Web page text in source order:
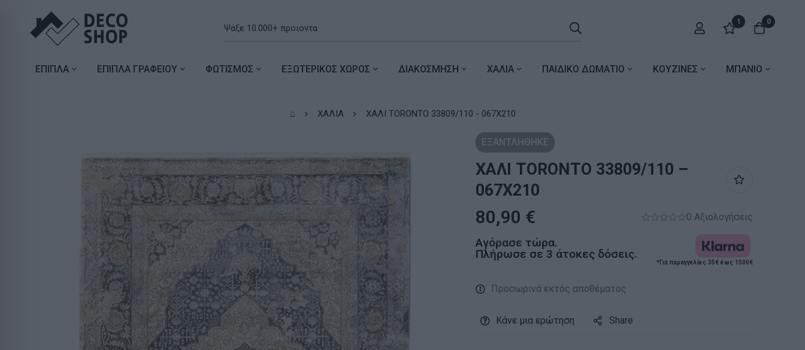
1 0
ΕΠΙΠΛΑ ΕΠΙΠΛΑ ΓΡΑΦΕΙΟΥ ΦΩΤΙΣΜΟΣ ΕΞΩΤΕΡΙΚΟΣ ΧΩΡΟΣ ΔΙΑΚΟΣΜΗΣΗ ΧΑΛΙΑ ΠΑΙΔΙΚΟ ΔΩΜΑΤΙΟ ΚΟΥΖΙΝΕΣ ΜΠΑΝΙΟ
⌂ ΧΑΛΙΑ ΧΑΛΙ TORONTO 33809/110 - 067X210
ΕΞΑΝΤΛΗΘΗΚΕ
ΧΑΛΙ TORONTO 33809/110 –
067X210
80,90 € 0 Αξιολογήσεις
Αγόρασε τώρα.
Πλήρωσε σε 3 άτοκες δόσεις.
*Για παραγγελίες 35€ έως 1500€
Προσωρινά εκτός αποθέματος
Κάνε μια ερώτηση Share